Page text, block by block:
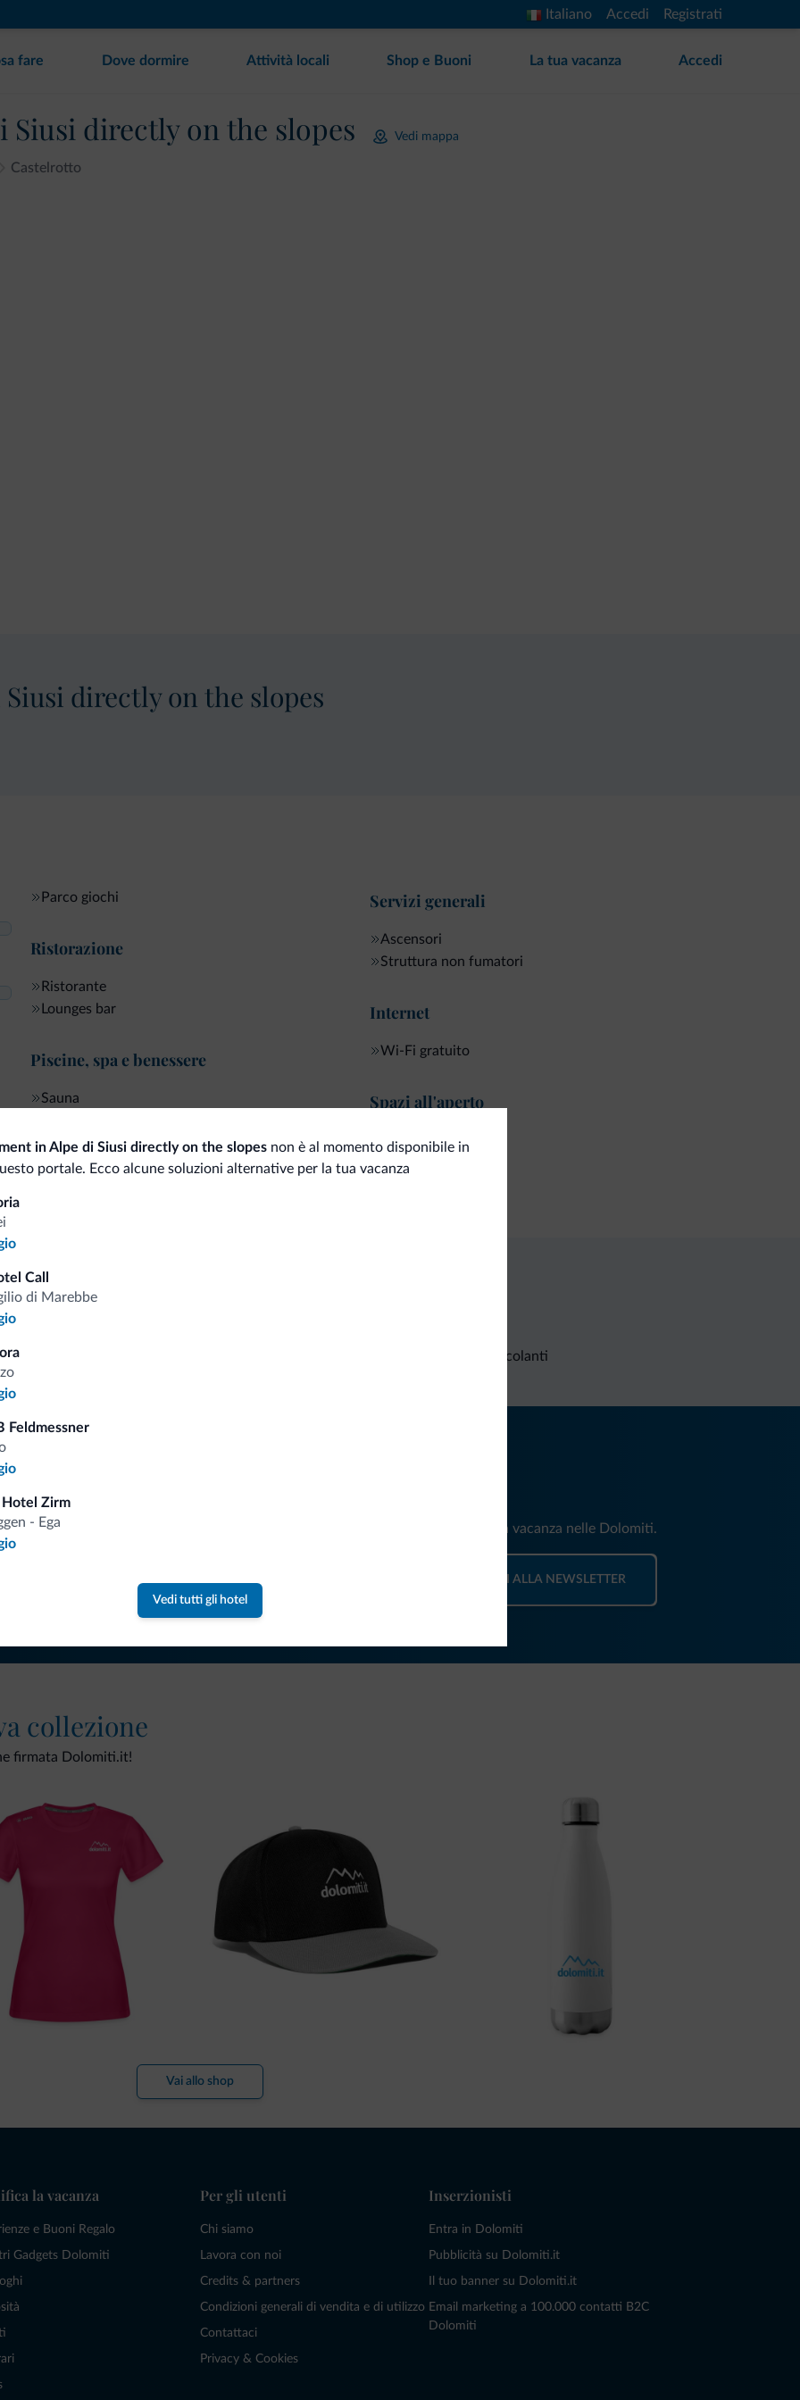
Italiano Accedi Registrati
fare Dove dormire Attività locali Shop e Buoni La tua vacanza Accedi
Siusi directly on the slopes Vedi mappa
Castelrotto
directly on the slopes
Parco giochi
Ristorazione
Ristorante
Lounges bar
Piscine, spa e benessere
Sauna
Sport e attività
Servizi generali
Ascensori
Struttura non fumatori
Internet
Wi-Fi gratuito
Spazi all'aperto
Terrazza sul tetto
Giardino
in Alpe di Siusi directly on the slopes non è al momento disponibile in
portale. Ecco alcune soluzioni alternative per la tua vacanza
Call
di Marebbe
Feldmessner
Zirm
- Ega
Vedi tutti gli hotel
Richieste non vincolanti
Riceverai informazioni, offerte esclusive e news per la tua vacanza nelle Dolomiti.
ISCRIVITI ALLA NEWSLETTER
collezione
firmata Dolomiti.it!
Vai allo shop
la vacanza
e Buoni Regalo
Gadgets Dolomiti
Per gli utenti
Chi siamo
Lavora con noi
Credits & partners
Condizioni generali di vendita e di utilizzo
Contattaci
Privacy & Cookies
Inserzionisti
Entra in Dolomiti
Pubblicità su Dolomiti.it
Il tuo banner su Dolomiti.it
Email marketing a 100.000 contatti B2C
Dolomiti